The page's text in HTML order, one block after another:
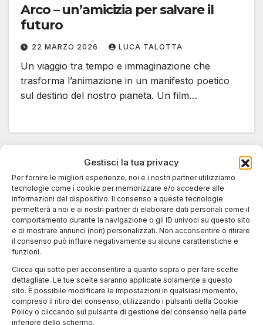
Gestisci la tua privacy
Per fornire le migliori esperienze, noi e i nostri partner utilizziamo
tecnologie come i cookie per memorizzare e/o accedere alle
informazioni del dispositivo. Il consenso a queste tecnologie
permetterà a noi e ai nostri partner di elaborare dati personali come il
comportamento durante la navigazione o gli ID univoci su questo sito
e di mostrare annunci (non) personalizzati. Non acconsentire o ritirare
il consenso può influire negativamente su alcune caratteristiche e
funzioni.
Clicca qui sotto per acconsentire a quanto sopra o per fare scelte
dettagliate. Le tue scelte saranno applicate solamente a questo
sito. È possibile modificare le impostazioni in qualsiasi momento,
compreso il ritiro del consenso, utilizzando i pulsanti della Cookie
Policy o cliccando sul pulsante di gestione del consenso nella parte
inferiore dello schermo.
Arco – un’amicizia per salvare il
futuro
22 MARZO 2026 LUCA TALOTTA
Un viaggio tra tempo e immaginazione che
trasforma l’animazione in un manifesto poetico
sul destino del nostro pianeta. Un film…